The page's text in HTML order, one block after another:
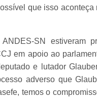
que isso
SN estiveram
em apoio ao
e lutador
adverso que
temos o